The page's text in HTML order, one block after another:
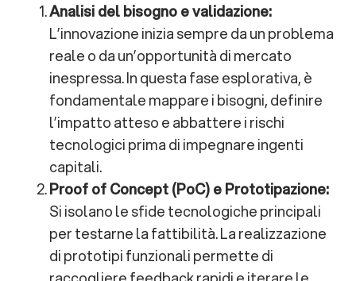
Analisi del bisogno e validazione:
L’innovazione inizia sempre da un problema
reale o da un’opportunità di mercato
inespressa. In questa fase esplorativa, è
fondamentale mappare i bisogni, definire
l’impatto atteso e abbattere i rischi
tecnologici prima di impegnare ingenti
capitali.
Proof of Concept (PoC) e Prototipazione:
Si isolano le sfide tecnologiche principali
per testarne la fattibilità. La realizzazione
di prototipi funzionali permette di